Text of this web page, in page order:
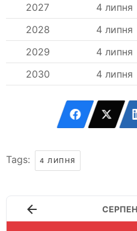
2027
4 липня
2028
4 липня
2029
4 липня
2030
4 липня
Tags: 4 ЛИПНЯ